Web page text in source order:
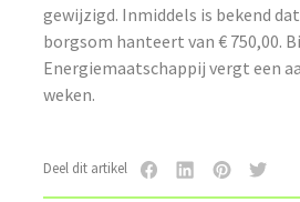
gewijzigd. Inmiddels is bekend
borgsom hanteert van € 750,00.
Energiemaatschappij vergt een
weken.
Deel dit artikel